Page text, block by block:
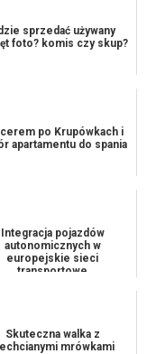
sprzedać używany
foto? komis czy skup?
po Krupówkach i
apartamentu do spania
Integracja pojazdów
autonomicznych w
europejskie sieci
transportowe
Skuteczna walka z
mrówkami